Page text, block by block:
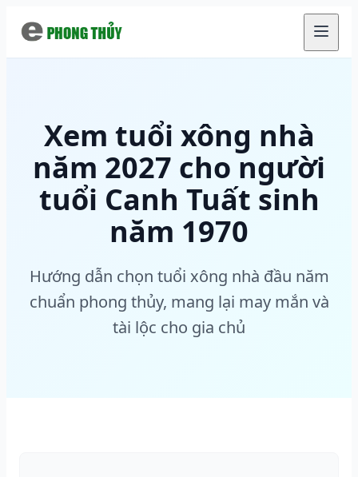
Xem tuổi xông nhà
năm 2027 cho người
tuổi Canh Tuất sinh
năm 1970
Hướng dẫn chọn tuổi xông nhà đầu năm
chuẩn phong thủy, mang lại may mắn và
tài lộc cho gia chủ